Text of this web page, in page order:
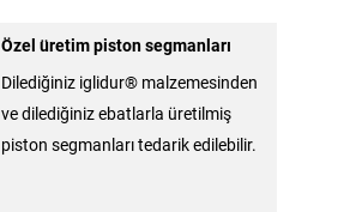
Özel üretim piston segmanları
Dilediğiniz iglidur® malzemesinden
ve dilediğiniz ebatlarla üretilmiş
piston segmanları tedarik edilebilir.